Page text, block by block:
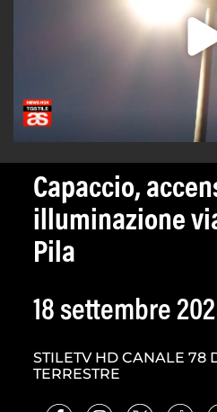
Capaccio,
illuminazione
Pila
18 settembre
STILETV HD CANALE 78
TERRESTRE